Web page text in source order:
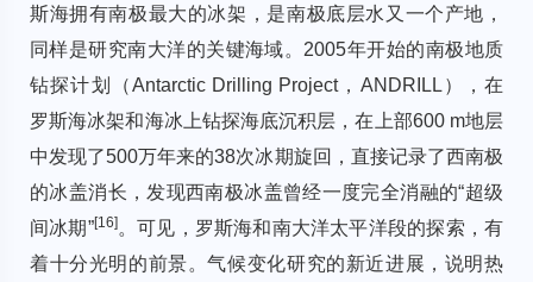
斯海拥有南极最大的冰架，是南极底层水又一个产地，
同样是研究南大洋的关键海域。2005年开始的南极地质
钻探计划（Antarctic Drilling Project，ANDRILL），在
罗斯海冰架和海冰上钻探海底沉积层，在上部600 m地层
中发现了500万年来的38次冰期旋回，直接记录了西南极
的冰盖消长，发现西南极冰盖曾经一度完全消融的“超级
间冰期”[16]。可见，罗斯海和南大洋太平洋段的探索，有
着十分光明的前景。气候变化研究的新近进展，说明热